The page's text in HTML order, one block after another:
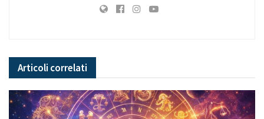
Articoli correlati